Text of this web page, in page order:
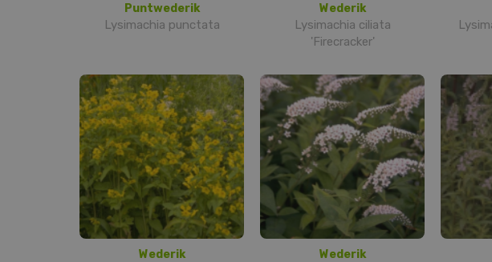
Puntwederik
Lysimachia punctata
Wederik
Lysimachia ciliata
'Firecracker'
Wederik Wederik